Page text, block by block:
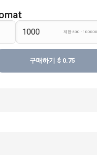
제한 500 -
구매하기 $ 0.75